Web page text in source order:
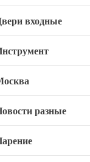
входные
разные